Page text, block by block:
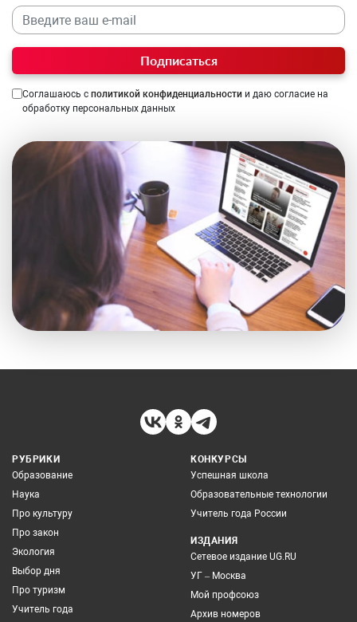
Подписаться
Соглашаюсь с политикой конфиденциальности и даю согласие на
обработку персональных данных
РУБРИКИ
Образование
Наука
Про культуру
Про закон
Экология
Выбор дня
Про туризм
Учитель года
КОНКУРСЫ
Успешная школа
Образовательные технологии
Учитель года России
ИЗДАНИЯ
Сетевое издание UG.RU
УГ – Москва
Мой профсоюз
Архив номеров